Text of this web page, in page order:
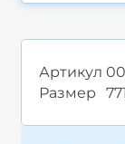
Артикул
Размер